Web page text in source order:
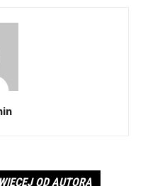
WIĘCEJ OD AUTORA